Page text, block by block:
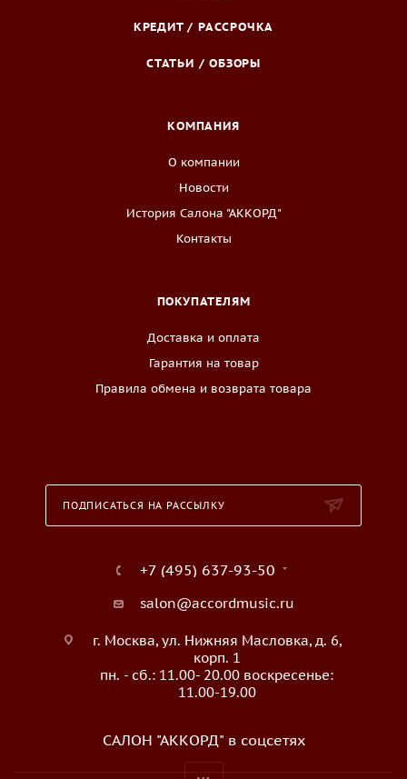
КРЕДИТ / РАССРОЧКА
СТАТЬИ / ОБЗОРЫ
КОМПАНИЯ
О компании
Новости
История Салона "АККОРД"
Контакты
ПОКУПАТЕЛЯМ
Доставка и оплата
Гарантия на товар
Правила обмена и возврата товара
ПОДПИСАТЬСЯ НА РАССЫЛКУ
+7 (495) 637-93-50
salon@accordmusic.ru
г. Москва, ул. Нижняя Масловка, д. 6,
корп. 1
пн. - сб.: 11.00- 20.00 воскресенье:
11.00-19.00
САЛОН "АККОРД" в соцсетях